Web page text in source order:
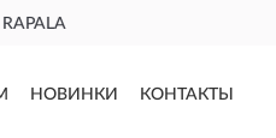
НОВИНКИ КОНТАКТЫ